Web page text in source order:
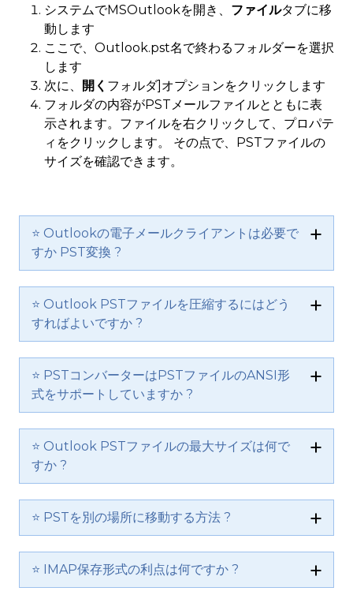
システムでMSOutlookを開き、 ファイルタブに移
動します
ここで、Outlook.pst名で終わるフォルダーを選択
します
次に、
開く フォルダ]オプションをクリックします
フォルダの内容がPSTメールファイルとともに表
示されます。ファイルを右クリックして、プロパテ
ィをクリックします。 その点で、PSTファイルの
サイズを確認できます。
⭐ Outlookの電子メールクライアントは必要で
すか PST変換 ?
⭐ Outlook PSTファイルを圧縮するにはどう
すればよいですか ?
⭐ PSTコンバーターはPSTファイルのANSI形
式をサポートしていますか ?
⭐ Outlook PSTファイルの最大サイズは何で
すか ?
⭐ PSTを別の場所に移動する方法 ?
⭐ IMAP保存形式の利点は何ですか ?